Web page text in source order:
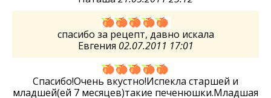
спасибо за рецепт, давно искала
Евгения 02.07.2011 17:01
Спасибо!Очень вкустно!Испекла старшей и
младшей(ей 7 месяцев)такие печенюшки.Младшая